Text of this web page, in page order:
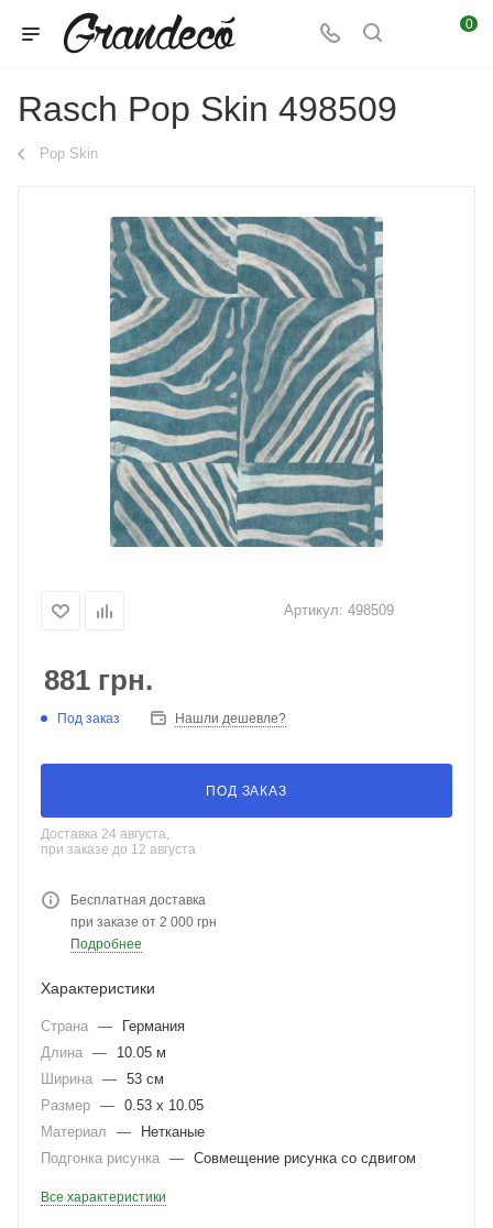
0
Rasch Pop Skin 498509
Pop Skin
Артикул: 498509
881 грн.
Под заказ Нашли дешевле?
ПОД ЗАКАЗ
Доставка 24 августа,
при заказе до 12 августа
Бесплатная доставка
при заказе от 2 000 грн
Подробнее
Характеристики
Страна —
Германия
Длина —
10.05 м
Ширина — 53 см
Размер — 0.53 x 10.05
Материал
—
Нетканые
Подгонка рисунка — Совмещение рисунка со сдвигом
Все характеристики